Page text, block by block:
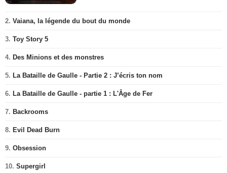
2. Vaiana, la légende du bout du monde
3. Toy Story 5
4. Des Minions et des monstres
5. La Bataille de Gaulle - Partie 2 : J’écris ton nom
6. La Bataille de Gaulle - partie 1 : L'Âge de Fer
7. Backrooms
8. Evil Dead Burn
9. Obsession
10. Supergirl